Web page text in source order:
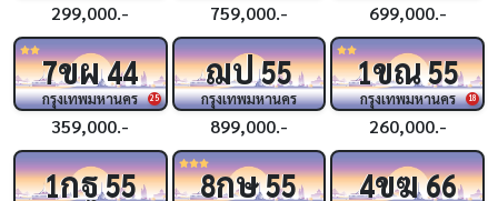
299,000.- 759,000.- 699,000.-
25
7ขผ44
กรุงเทพมหานคร
359,000.-
ฌป55
กรุงเทพมหานคร
899,000.-
18
1ขณ55
กรุงเทพมหานคร
260,000.-
1กฐ55 8กษ55 4ขฆ66